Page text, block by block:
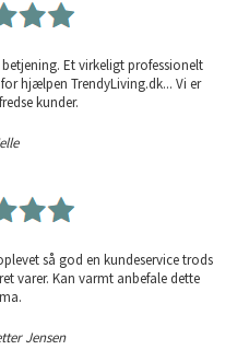
Et virkeligt professionelt
hjælpen TrendyLiving.dk... Vi er
kunder.
så god en kundeservice trods
varer. Kan varmt anbefale dette
Jensen